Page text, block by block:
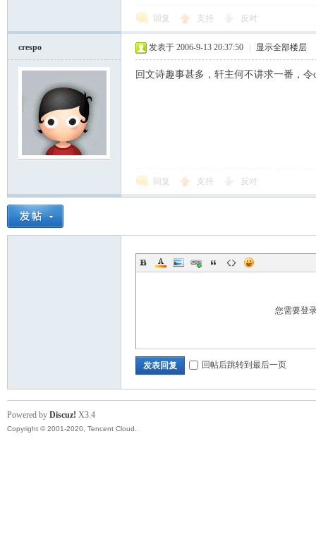
回复 支持 反对
crespo 发表于 2006-9-13 20:37:50 显示全部楼层
回文诗趣事甚多，轩主何不讲求一番，令
回复 支持 反对
您需要登
发表回复 回帖后跳转到最后一页
Powered by Discuz! X3.4
Copyright © 2001-2020, Tencent Cloud.